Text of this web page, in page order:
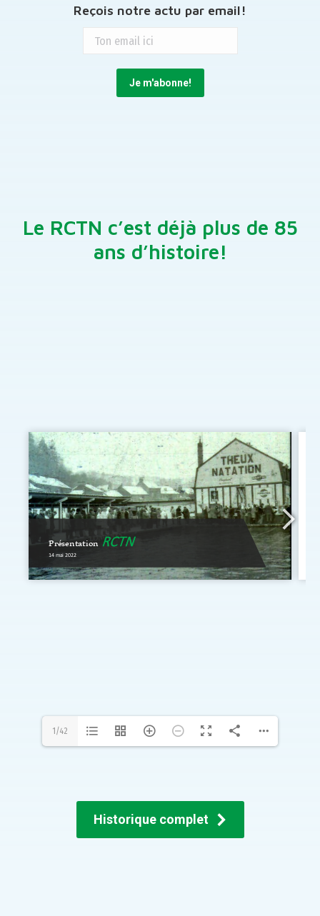
Reçois notre actu par email!
Le RCTN c’est déjà plus de 85
ans d’histoire!
1/42
Historique complet